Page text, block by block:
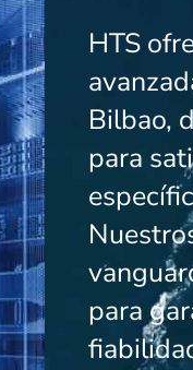
HTS
Bilbao,
para
para